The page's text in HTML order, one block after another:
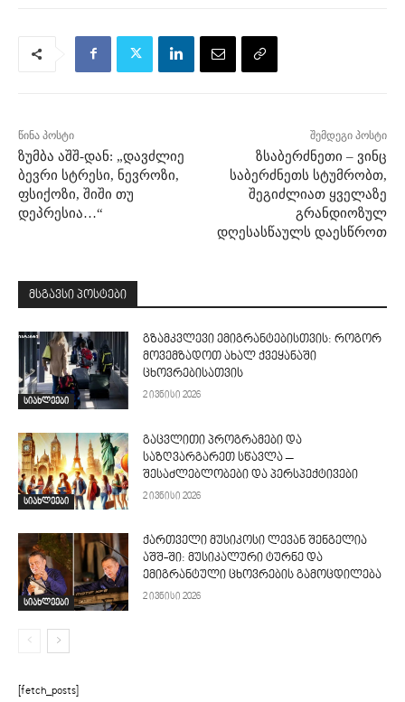
წინა პოსტი
ზუმბა აშშ-დან: „დავძლიე
ბევრი სტრესი, ნევროზი,
ფსიქოზი, შიში თუ
დეპრესია…“
შემდეგი პოსტი
ზსაბერძნეთი – ვინც
საბერძნეთს სტუმრობთ,
შეგიძლიათ ყველაზე
გრანდიოზულ
დღესასწაულს დაესწროთ
მსგავსი პოსტები
სიახლეები
გზამკვლევი ემიგრანტებისთვის: როგორ
მოვემზადოთ ახალ ქვეყანაში
ცხოვრებისათვის
2 ივნისი 2026
სიახლეები
გაცვლითი პროგრამები და
საზღვარგარეთ სწავლა –
შესაძლებლობები და პერსპექტივები
2 ივნისი 2026
სიახლეები
ქართველი მუსიკოსი ლევან შენგელია
აშშ-ში: მუსიკალური ტურნე და
ემიგრანტული ცხოვრების გამოცდილება
2 ივნისი 2026
[fetch_posts]